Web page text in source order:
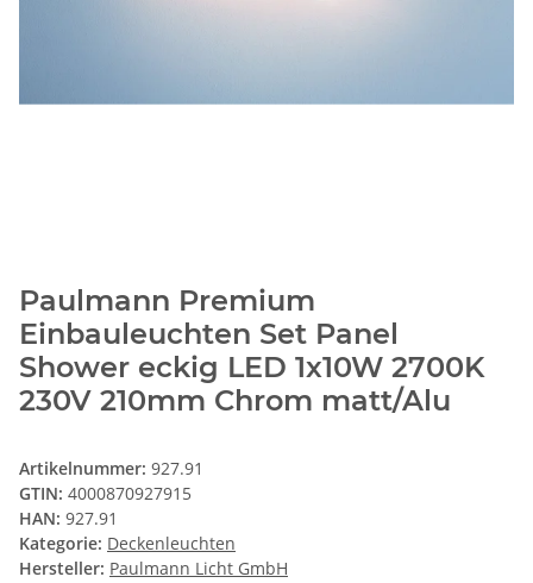
Paulmann Premium
Einbauleuchten Set Panel
Shower eckig LED 1x10W 2700K
230V 210mm Chrom matt/Alu
Artikelnummer: 927.91
GTIN: 4000870927915
HAN: 927.91
Kategorie: Deckenleuchten
Hersteller: Paulmann Licht GmbH